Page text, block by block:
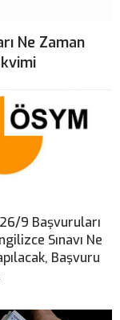
Ne Zaman
9 Başvuruları
Sınavı Ne
Başvuru